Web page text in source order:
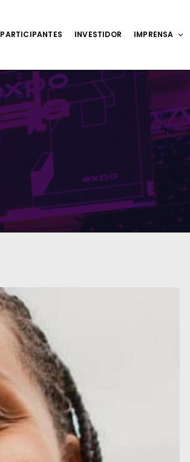
PARTICIPANTES INVESTIDOR IMPRENSA